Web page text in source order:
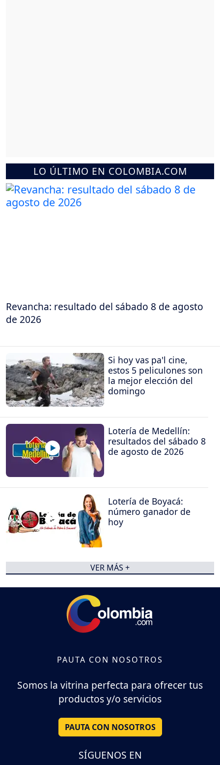
LO ÚLTIMO EN COLOMBIA.COM
Revancha: resultado del sábado 8 de agosto
de 2026
Si hoy vas pa'l cine,
estos 5 peliculones son
la mejor elección del
domingo
Lotería de Medellín:
resultados del sábado 8
de agosto de 2026
Lotería de Boyacá:
número ganador de
hoy
VER MÁS +
PAUTA CON NOSOTROS
Somos la vitrina perfecta para ofrecer tus
productos y/o servicios
PAUTA CON NOSOTROS
SÍGUENOS EN